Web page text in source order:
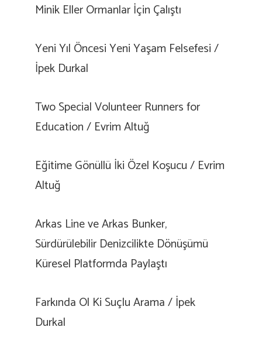
Minik Eller Ormanlar İçin Çalıştı
Yeni Yıl Öncesi Yeni Yaşam Felsefesi /
İpek Durkal
Two Special Volunteer Runners for
Education / Evrim Altuğ
Eğitime Gönüllü İki Özel Koşucu / Evrim
Altuğ
Arkas Line ve Arkas Bunker,
Sürdürülebilir Denizcilikte Dönüşümü
Küresel Platformda Paylaştı
Farkında Ol Ki Suçlu Arama / İpek
Durkal